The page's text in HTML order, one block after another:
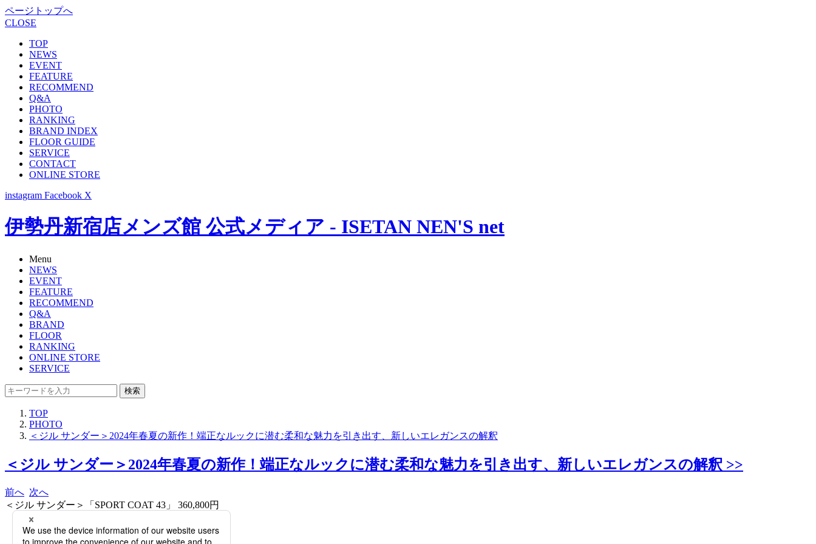
ページトップへ
CLOSE
TOP
NEWS
EVENT
FEATURE
RECOMMEND
Q&A
PHOTO
RANKING
BRAND INDEX
FLOOR GUIDE
SERVICE
CONTACT
ONLINE STORE
instagram Facebook X
伊勢丹新宿店メンズ館 公式メディア - ISETAN NEN'S net
Menu
NEWS
EVENT
FEATURE
RECOMMEND
Q&A
BRAND
FLOOR
RANKING
ONLINE STORE
SERVICE
検索
TOP
PHOTO
＜ジル サンダー＞2024年春夏の新作！端正なルックに潜む柔和な魅力を引き出す、新しいエレガンスの解釈
＜ジル サンダー＞2024年春夏の新作！端正なルックに潜む柔和な魅力を引き出す、新しいエレガンスの解釈 >>
前へ 次へ
＜ジル サンダー＞「SPORT COAT 43」 360,800円